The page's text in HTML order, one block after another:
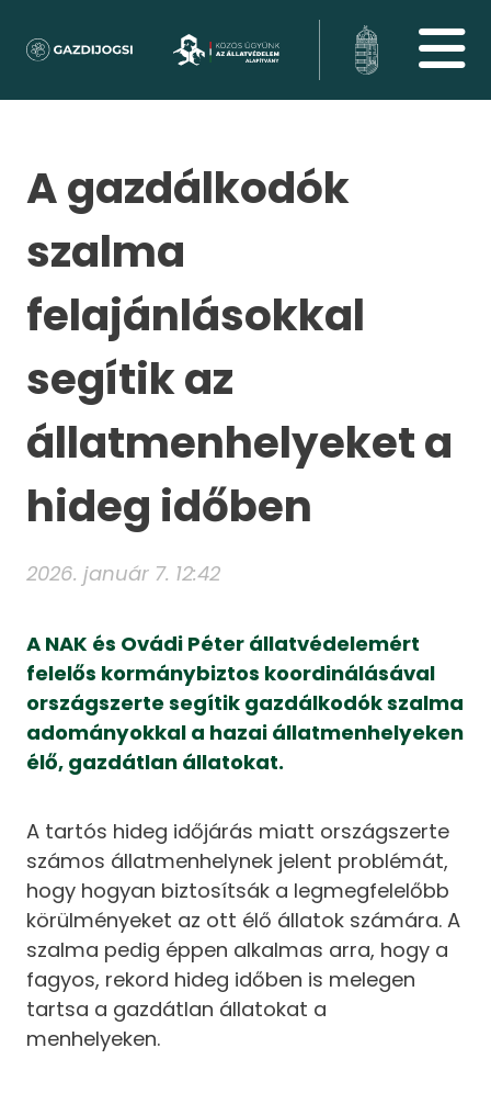
A gazdálkodók
szalma
felajánlásokkal
segítik az
állatmenhelyeket a
hideg időben
2026. január 7. 12:42
A NAK és Ovádi Péter állatvédelemért
felelős kormánybiztos koordinálásával
országszerte segítik gazdálkodók szalma
adományokkal a hazai állatmenhelyeken
élő, gazdátlan állatokat.
A tartós hideg időjárás miatt országszerte
számos állatmenhelynek jelent problémát,
hogy hogyan biztosítsák a legmegfelelőbb
körülményeket az ott élő állatok számára. A
szalma pedig éppen alkalmas arra, hogy a
fagyos, rekord hideg időben is melegen
tartsa a gazdátlan állatokat a
menhelyeken.